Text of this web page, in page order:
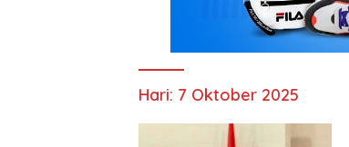
Hari: 7 Oktober 2025